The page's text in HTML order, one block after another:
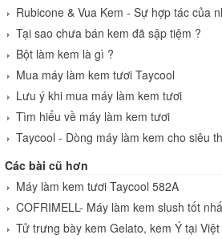
Rubicone & Vua Kem - Sự hợp tác của
Tại sao chưa bán kem đã sập tiệm ?
Bột làm kem là gì ?
Mua máy làm kem tươi Taycool
Lưu ý khi mua máy làm kem tươi
Tìm hiểu về máy làm kem tươi
Taycool - Dòng máy làm kem cho siêu
Các bài cũ hơn
Máy làm kem tươi Taycool 582A
COFRIMELL- Máy làm kem slush tốt
Tử trưng bày kem Gelato, kem Ý tại Việt